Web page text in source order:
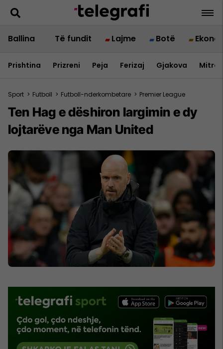
Ballina Të fundit Lajme Botë
Prishtina Prizreni Peja Ferizaj Gjakova
Sport > Futboll > Futboll-nderkombetare > Premier League
Ten Hag e dëshiron largimin e dy
lojtarëve nga Man United